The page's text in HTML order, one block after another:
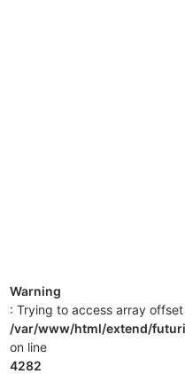
Warning
: Trying to access array offset
/var/www/html/extend/
on line
4282